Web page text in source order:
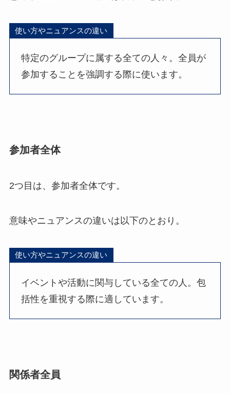
使い方やニュアンスの違い
特定のグループに属する全ての人々。全員が
参加することを強調する際に使います。
参加者全体
2つ目は、参加者全体です。
意味やニュアンスの違いは以下のとおり。
使い方やニュアンスの違い
イベントや活動に関与している全ての人。包
括性を重視する際に適しています。
関係者全員